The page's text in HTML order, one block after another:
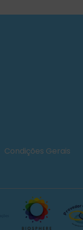
Condições Gerais